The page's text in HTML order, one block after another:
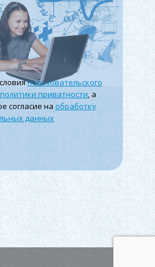
пользовательского
политики приватности, а
согласие на обработку
данных